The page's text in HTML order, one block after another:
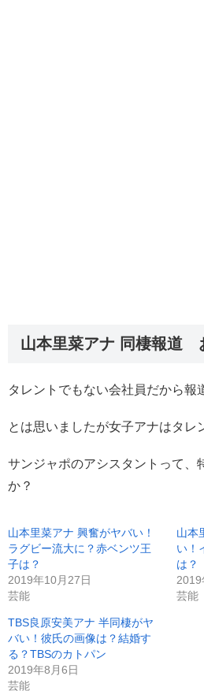
山本里菜アナ 同棲報道
タレントでもない会社員だから報
とは思いましたが女子アナはタレ
サンジャポのアシスタントって、
か？
山本里菜アナ 興奮がヤバい！
ラグビー流大に？赤ベンツ王
子は？
2019年10月27日
芸能
山本
い！
は？
2019
芸能
TBS良原安美アナ 半同棲がヤ
バい！彼氏の画像は？結婚す
る？TBSのカトパン
2019年8月6日
芸能